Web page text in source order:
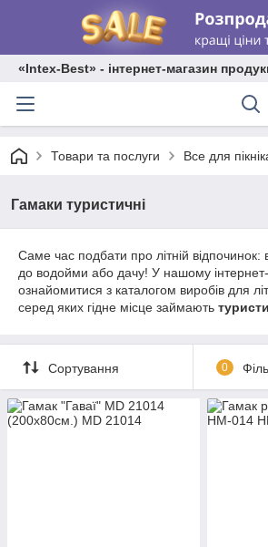
«Intex-Best» - інтернет-магазин
Товари та послуги Все для
Гамаки туристичні
Саме час подбати про літній відпочинок:
до водойми або дачу! У нашому
ознайомитися з каталогом виробів для
серед яких гідне місце займають
Сортування 0